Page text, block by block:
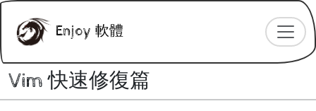
Enjoy 軟體
Vim 快速修復篇